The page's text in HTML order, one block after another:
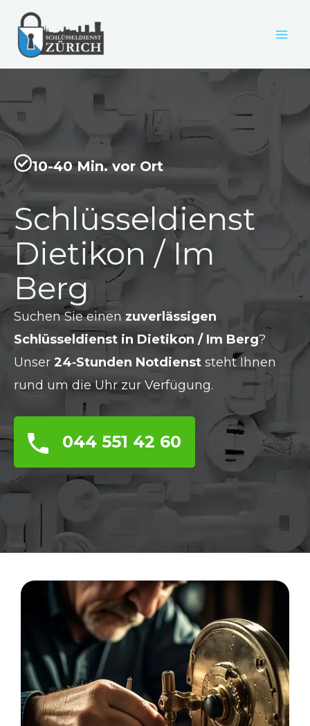
Inhalt
springen
10-40 Min. vor Ort
Schlüsseldienst
Dietikon / Im
Berg
Suchen Sie einen zuverlässigen
Schlüsseldienst in Dietikon / Im Berg?
Unser 24‑Stunden Notdienst steht Ihnen
rund um die Uhr zur Verfügung.
044 551 42 60